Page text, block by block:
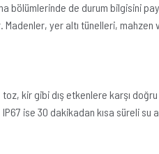
bölümlerinde de durum bilgisini
yer altı tünelleri, mahzen
toz, kir gibi dış etkenlere karşı
ise 30 dakikadan kısa süreli su